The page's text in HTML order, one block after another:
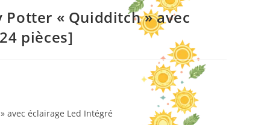
« Quidditch » avec
pièces]
avec éclairage Led Intégré